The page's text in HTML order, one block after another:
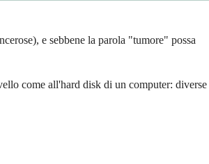
e sebbene la parola "tumore" possa
come all'hard disk di un computer: diverse